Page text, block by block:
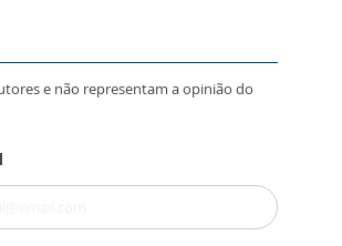
e não representam a opinião do